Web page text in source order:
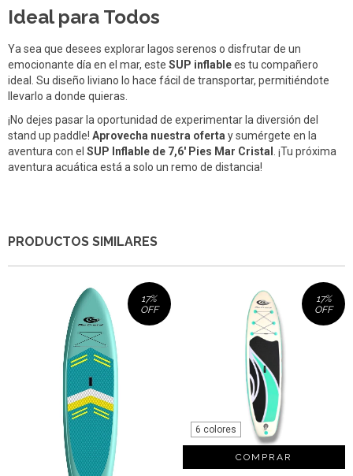
Ideal para Todos
Ya sea que desees explorar lagos serenos o disfrutar de un
emocionante día en el mar, este SUP inflablees tu compañero
ideal. Su diseño liviano lo hace fácil de transportar, permitiéndote
llevarlo a donde quieras.
¡No dejes pasar la oportunidad de experimentar la diversión del
stand up paddle! Aprovecha nuestra oferta y sumérgete en la
aventura con el SUP Inflable de 7,6' Pies Mar Cristal
. ¡Tu próxima
aventura acuática está a solo un remo de distancia!
PRODUCTOS SIMILARES
17%
OFF
17%
OFF
6 colores
COMPRAR